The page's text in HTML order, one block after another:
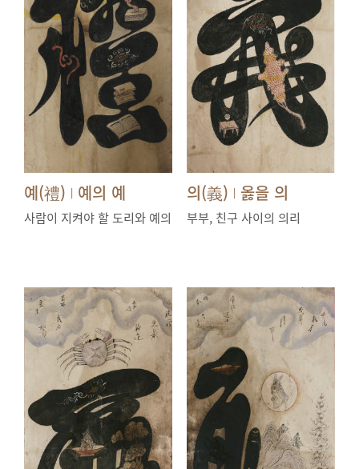
예(禮) | 예의 예
사람이 지켜야 할 도리와 예의
의(義) | 옳을 의
부부, 친구 사이의 의리